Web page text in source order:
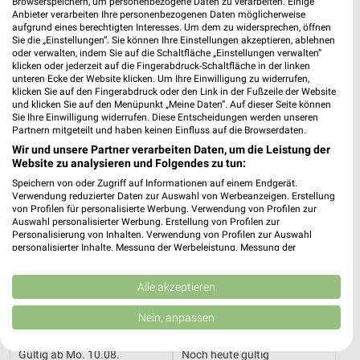
18,3 km
Wohnen Spezial
Gültig bis Fr. 14.08.
0,4 km
Angebote ab 06.08.
Gültig bis Mi. 12.08.
Thomas Philipps
2,8 km
Gültig ab Mo. 10.08.
REWE
Noch heute gültig
Anbieter verarbeiten Ihre personenbezogenen Daten möglicherweise
aufgrund eines berechtigten Interesses. Um dem zu widersprechen, öffnen
Sie die „Einstellungen“. Sie können Ihre Einstellungen akzeptieren, ablehnen
oder verwalten, indem Sie auf die Schaltfläche „Einstellungen verwalten“
klicken oder jederzeit auf die Fingerabdruck-Schaltfläche in der linken
unteren Ecke der Website klicken. Um Ihre Einwilligung zu widerrufen,
klicken Sie auf den Fingerabdruck oder den Link in der Fußzeile der Website
und klicken Sie auf den Menüpunkt „Meine Daten“. Auf dieser Seite können
Sie Ihre Einwilligung widerrufen. Diese Entscheidungen werden unseren
Partnern mitgeteilt und haben keinen Einfluss auf die Browserdaten.
Wir und unsere Partner verarbeiten Daten, um die Leistung der
Website zu analysieren und Folgendes zu tun:
Speichern von oder Zugriff auf Informationen auf einem Endgerät.
Verwendung reduzierter Daten zur Auswahl von Werbeanzeigen. Erstellung
von Profilen für personalisierte Werbung. Verwendung von Profilen zur
Auswahl personalisierter Werbung. Erstellung von Profilen zur
Personalisierung von Inhalten. Verwendung von Profilen zur Auswahl
personalisierter Inhalte. Messung der Werbeleistung. Messung der
Kombinationen von Daten aus verschiedenen Quellen. Entwicklung und
Verbesserung der Angebote. Verwendung reduzierter Daten zur Auswahl
von Inhalten.
Daten können außerhalb der Europäischen Union weitergegeben und in die
Website/App.
Alle akzeptieren
Nein, anpassen